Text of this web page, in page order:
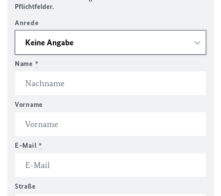
Pflichtfelder.
Anrede
Name *
Vorname
E-Mail *
Straße